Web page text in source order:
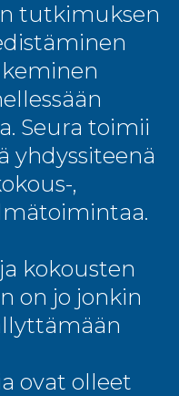
tutkimuksen
Seura toimii
yhdyssiteenä
,
kokousten
on jo jonkin
ovat olleet